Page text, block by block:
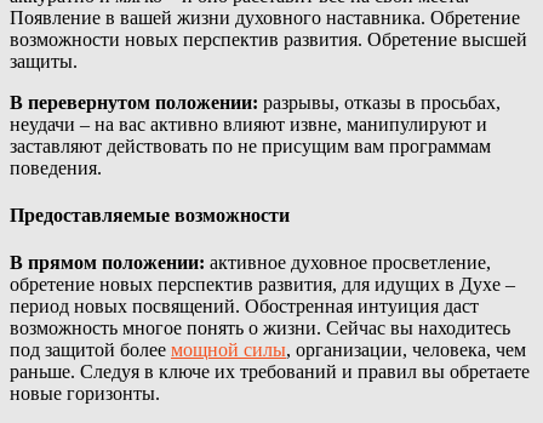
Появление в вашей жизни духовного наставника. Обретение
возможности новых перспектив развития. Обретение высшей
защиты.
В перевернутом положении: разрывы, отказы в просьбах,
неудачи – на вас активно влияют извне, манипулируют и
заставляют действовать по не присущим вам программам
поведения.
Предоставляемые возможности
В прямом положении: активное духовное просветление,
обретение новых перспектив развития, для идущих в Духе –
период новых посвящений. Обостренная интуиция даст
возможность многое понять о жизни. Сейчас вы находитесь
под защитой более мощной силы, организации, человека, чем
раньше. Следуя в ключе их требований и правил вы обретаете
новые горизонты.